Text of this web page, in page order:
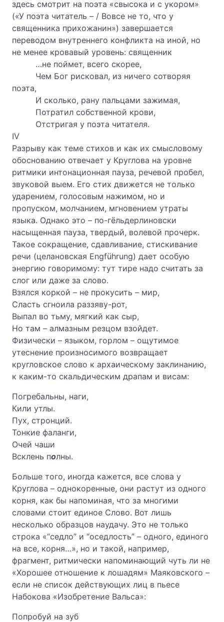
здесь смотрит на поэта «свысока и с укором»
(«У поэта читатель – / Вовсе не то, что у
священника прихожанин») завершается
переводом внутреннего конфликта на иной, но
не менее кровавый уровень: священник
…не поймет, всего скорее,
Чем Бог рисковал, из ничего сотворяя
поэта,
И сколько, рану пальцами зажимая,
Потратил собственной крови,
Отстригая у поэта читателя.
IV
Разрыву как теме стихов и как их смысловому
обоснованию отвечает у Круглова на уровне
ритмики интонационная пауза, речевой пробел,
звуковой выем. Его стих движется не только
ударением, голосовым нажимом, но и
пропуском, молчанием, мгновением утраты
языка. Однако это – по-гёльдерлиновски
насыщенная пауза, твердый, волевой прочерк.
Такое сокращение, сдавливание, стискивание
речи (целановская Engführung) дает особую
энергию говоримому: тут тире надо считать за
слог или даже за слово.
Взялся коркой – не прокусить – мир,
Сласть сгноила раззяву-рот,
Выпал во тьму, мягкий как сыр,
Но там – алмазным резцом взойдет.
Физически – языком, горлом – ощутимое
утеснение произносимого возвращает
кругловское слово к архаическому заклинанию,
к каким-то скальдическим драпам и висам:
Погребальны, наги,
Кили утлы.
Пух, стронций.
Тонкие фаланги,
Очей чаши
Всклень полны.
Больше того, иногда кажется, все слова у
Круглова – однокоренные, они растут из одного
корня, как бы напоминая, что за многими
словами стоит единое Слово. Вот лишь
несколько образцов наудачу. Это не только
строка «“седло” и “оседлость” – одного, единого
на все, корня…», но и такой, например,
фрагмент, ритмически напоминающий чуть ли не
«Хорошее отношение к лошадям» Маяковского –
если не список действующих лиц в пьесе
Набокова «Изобретение Вальса»:
Попробуй на зуб